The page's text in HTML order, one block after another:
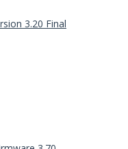
3.20 Final